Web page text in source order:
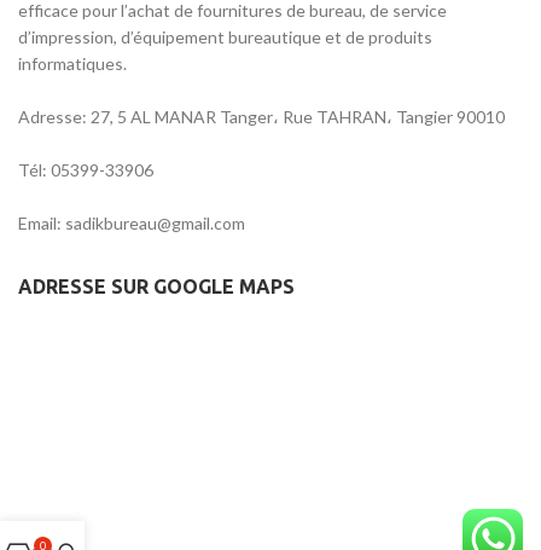
efficace pour l’achat de fournitures de bureau, de service
d’impression, d’équipement bureautique et de produits
informatiques.
Adresse: 27, 5 AL MANAR Tanger، Rue TAHRAN، Tangier 90010
Tél: 05399-33906
Email: sadikbureau@gmail.com
ADRESSE SUR GOOGLE MAPS
0